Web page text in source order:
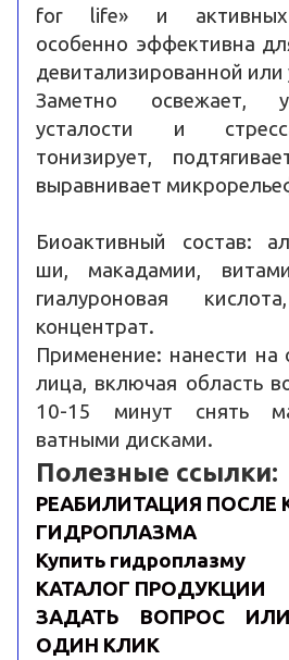
for life» и активных
особенно эффективна
девитализированной
Заметно освежает,
усталости и
тонизирует,
выравнивает
Биоактивный состав:
ши, макадамии,
гиалуроновая
концентрат.
Применение: нанести
лица, включая область
10-15 минут снять
ватными дисками.
Полезные сcылки:
РЕАБИЛИТАЦИЯ ПОСЛЕ
ГИДРОПЛАЗМА
Купить гидроплазму
КАТАЛОГ ПРОДУКЦИИ
ЗАДАТЬ ВОПРОС
ОДИН КЛИК